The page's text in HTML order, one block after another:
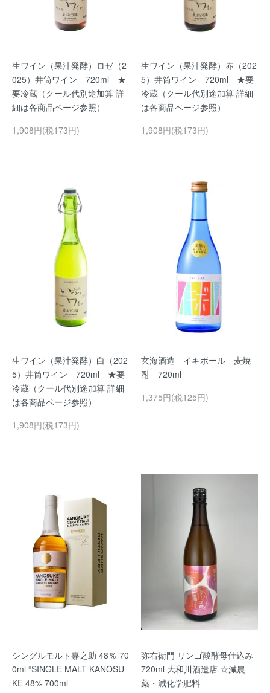
生ワイン（果汁発酵）ロゼ（2
025）井筒ワイン 720ml ★
要冷蔵（クール代別途加算 詳
細は各商品ページ参照）
1,908円(税173円)
生ワイン（果汁発酵）赤（202
5）井筒ワイン 720ml ★要
冷蔵（クール代別途加算 詳細
は各商品ページ参照）
1,908円(税173円)
生ワイン（果汁発酵）白（202
5）井筒ワイン 720ml ★要
冷蔵（クール代別途加算 詳細
は各商品ページ参照）
1,908円(税173円)
玄海酒造 イキボール 麦焼
酎 720ml
1,375円(税125円)
シングルモルト嘉之助 48％ 70
0ml “SINGLE MALT KANOSU
KE 48% 700ml
弥右衛門 リンゴ酸酵母仕込み
720ml 大和川酒造店 ☆減農
薬・減化学肥料